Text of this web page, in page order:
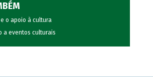
e o apoio à cultura
a eventos culturais